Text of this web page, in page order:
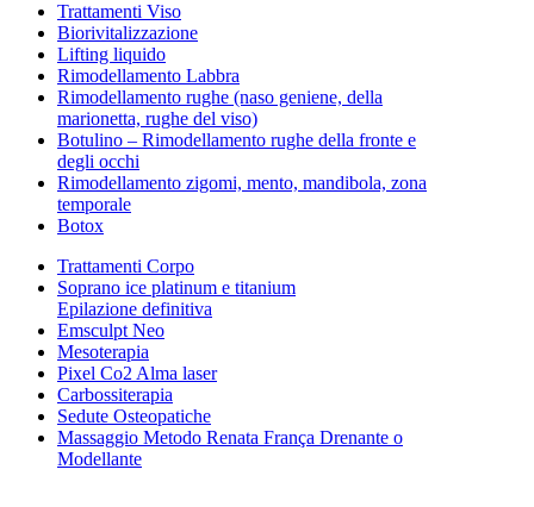
Trattamenti Viso
Biorivitalizzazione
Lifting liquido
Rimodellamento Labbra
Rimodellamento rughe (naso geniene, della
marionetta, rughe del viso)
Botulino – Rimodellamento rughe della fronte e
degli occhi
Rimodellamento zigomi, mento, mandibola, zona
temporale
Botox
Trattamenti Corpo
Soprano ice platinum e titanium
Epilazione definitiva
Emsculpt Neo
Mesoterapia
Pixel Co2 Alma laser
Carbossiterapia
Sedute Osteopatiche
Massaggio Metodo Renata França Drenante o
Modellante